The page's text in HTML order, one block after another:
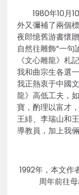
1980年10月
外又彌補了兩個
夜郎憶舊游書懷
自然往雕飾”一句
《文心雕龍》札
我和曲宗生各選
我正熱衷于中國
龍》高低工夫，
寶，酌理以富才
王緋、李瑞山和
導教員，加上我
1992年，本文作
周年前往